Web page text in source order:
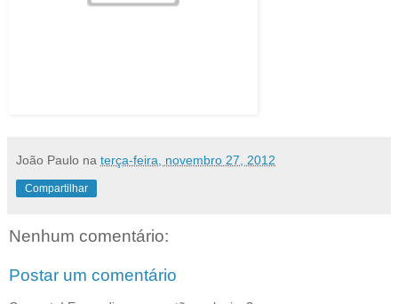
João Paulo na terça-feira, novembro 27, 2012
Compartilhar
Nenhum comentário:
Postar um comentário